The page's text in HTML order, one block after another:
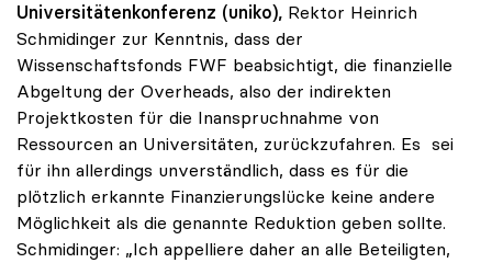
Universitätenkonferenz (uniko), Rektor Heinrich
Schmidinger zur Kenntnis, dass der
Wissenschaftsfonds FWF beabsichtigt, die finanzielle
Abgeltung der Overheads, also der indirekten
Projektkosten für die Inanspruchnahme von
Ressourcen an Universitäten, zurückzufahren. Es sei
für ihn allerdings unverständlich, dass es für die
plötzlich erkannte Finanzierungslücke keine andere
Möglichkeit als die genannte Reduktion geben sollte.
Schmidinger: „Ich appelliere daher an alle Beteiligten,